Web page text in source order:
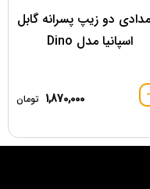
دو زیپ پسرانه گابل
اسپانیا مدل Dino
1,870,000 تومان